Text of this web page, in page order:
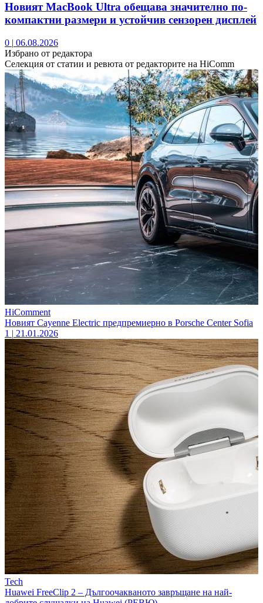
Новият MacBook Ultra обещава значително по-
компактни размери и устойчив сензорен дисплей
0 | 06.08.2026
Избрано от редактора
Селекция от статии и ревюта от редакторите на HiComm
HiComment
Новият Cayenne Electric предпремиерно в Porsche Center Sofia
1 | 21.01.2026
Tech
Huawei FreeClip 2 – Дългоочакваното завръщане на най-